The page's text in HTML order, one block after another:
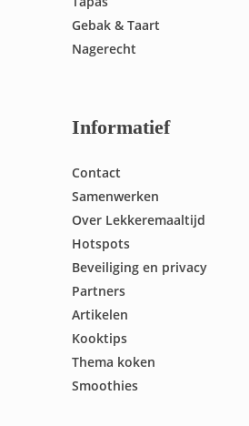
Gebak & Taart
Nagerecht
Informatief
Contact
Samenwerken
Over Lekkeremaaltijd
Hotspots
Beveiliging en privacy
Partners
Artikelen
Kooktips
Thema koken
Smoothies